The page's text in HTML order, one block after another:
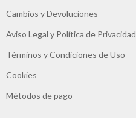
Cambios y Devoluciones
Aviso Legal y Política de Privacidad
Términos y Condiciones de Uso
Cookies
Métodos de pago